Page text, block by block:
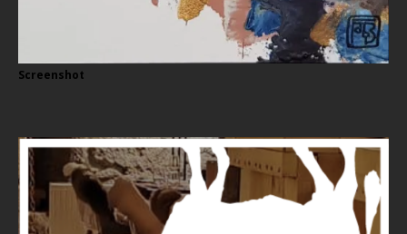
Screenshot